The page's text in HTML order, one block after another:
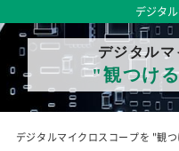
デジタ
デジタル
"観つけ
デジタルマイクロスコープを "観つ